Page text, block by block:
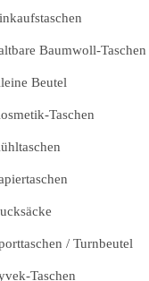
Baumwoll-Taschen
Beutel
Taschen
/ Turnbeutel
Taschen